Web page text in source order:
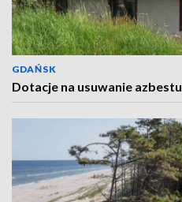
GDAŃSK
Dotacje na usuwanie azbestu